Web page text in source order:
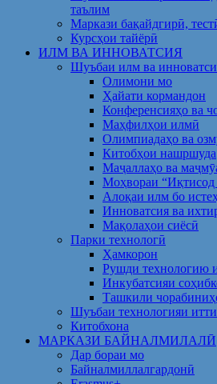
таълим
Маркази бақайдгирӣ,
Курсҳои тайёрӣ
ИЛМ ВА ИННОВАТСИЯ
Шуъбаи илм ва
Олимони мо
Ҳайати кормандон
Конференсияҳо ва
Маҳфилҳои илмӣ
Олимпиадаҳо ва
Китобҳои нашршуда
Маҷаллаҳо ва
Моҳвораи “Иқтисод
Алоқаи илм бо
Инноватсия ва
Мақолаҳои сиёсӣ
Парки технологӣ
Ҳамкорон
Рушди технологию
Инкубатсияи
Ташкили
Шуъбаи технологияи
Китобхона
МАРКАЗИ БАЙНАЛМИЛАЛӢ
Дар бораи мо
Байналмиллалгардонӣ